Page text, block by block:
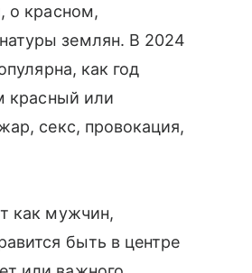
о красном,
землян. В 2024
как год
красный или
секс, провокация,
как мужчин,
быть в центре